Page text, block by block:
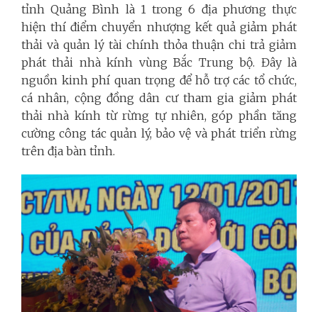
tỉnh Quảng Bình là 1 trong 6 địa phương thực
hiện thí điểm chuyển nhượng kết quả giảm phát
thải và quản lý tài chính thỏa thuận chi trả giảm
phát thải nhà kính vùng Bắc Trung bộ. Đây là
nguồn kinh phí quan trọng để hỗ trợ các tổ chức,
cá nhân, cộng đồng dân cư tham gia giảm phát
thải nhà kính từ rừng tự nhiên, góp phần tăng
cường công tác quản lý, bảo vệ và phát triển rừng
trên địa bàn tỉnh.